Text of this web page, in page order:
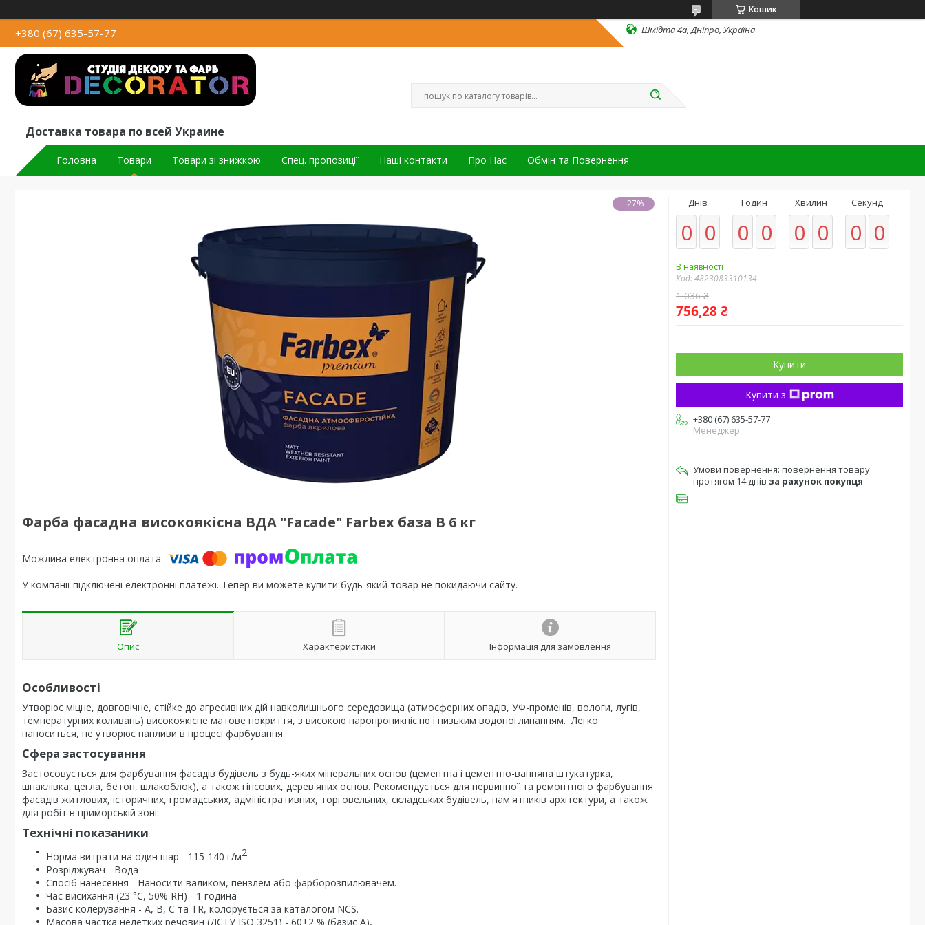
Кошик
+380 (67) 635-57-77 Шмідта 4а, Дніпро, Україна
Доставка товара по всей Украине
Головна Товари Товари зі знижкою Спец. пропозиції Наші контакти Про Нас Обмін та Повернення
–27%
Фарба фасадна високоякісна ВДА "Facade" Farbex база B 6 кг
У компанії підключені електронні платежі. Тепер ви можете купити будь-який товар не покидаючи сайту.
Опис Характеристики Інформація для замовлення
Особливості
Утворює міцне, довговічне, стійке до агресивних дій навколишнього середовища (атмосферних опадів, УФ-променів, вологи, лугів,
температурних коливань) високоякісне матове покриття, з високою паропроникністю і низьким водопоглинанням. Легко
наноситься, не утворює напливи в процесі фарбування.
Сфера застосування
Застосовується для фарбування фасадів будівель з будь-яких мінеральних основ (цементна і цементно-вапняна штукатурка,
шпаклівка, цегла, бетон, шлакоблок), а також гіпсових, дерев'яних основ. Рекомендується для первинної та ремонтного фарбування
фасадів житлових, історичних, громадських, адміністративних, торговельних, складських будівель, пам'ятників архітектури, а також
для робіт в приморській зоні.
Технічні показаники
Норма витрати на один шар - 115-140 г/м2
Розріджувач - Вода
Спосіб нанесення - Наносити валиком, пензлем або фарборозпилювачем.
Час висихання (23 °С, 50% RH) - 1 година
Базис колерування - А, B, C та TR, колорується за каталогом NCS.
Масова частка нелетких речовин (ДСТУ ISO 3251) - 60±2 % (базис А),
Днів
0 0
Годин
0 0
Хвилин
0 0
Секунд
0 0
В наявності
Код:4823083310134
1 036 ₴
756,28 ₴
Купити
Купити з
+380 (67) 635-57-77
Менеджер
повернення товару
протягом 14 днів за рахунок покупця